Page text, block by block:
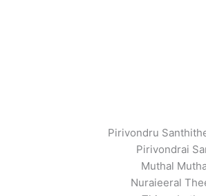
Pirivondru
Pirivondrai
Muthal
Nuraieeral